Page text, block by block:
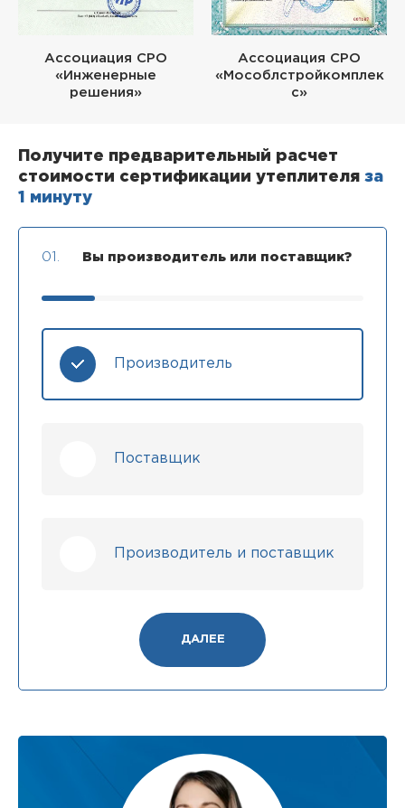
Ассоциация СРО
«Инженерные
решения»
Ассоциация СРО
«Мособлстройкомплек
с»
Получите предварительный расчет
стоимости сертификации утеплителя за
1 минуту
01. Вы производитель или поставщик?
Производитель
Поставщик
Производитель и поставщик
ДАЛЕЕ